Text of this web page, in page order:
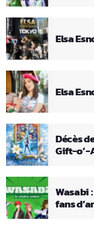
Elsa
Elsa
Décès
Gift-
Wasabi
fans